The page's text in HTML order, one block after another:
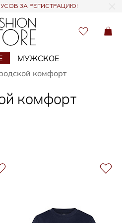
ЗА РЕГИСТРАЦИЮ!
МУЖСКОЕ
комфорт
комфорт